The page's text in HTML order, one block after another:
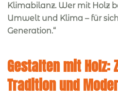
Klimabilanz. Wer mit Holz
Umwelt und Klima – für
Generation.“
Gestalten mit Holz:
Tradition und